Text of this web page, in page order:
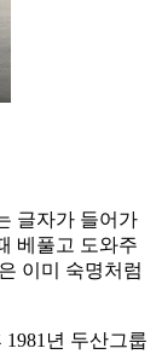
글자가 들어가
베풀고 도와주
이미 숙명처럼
년 두산그룹